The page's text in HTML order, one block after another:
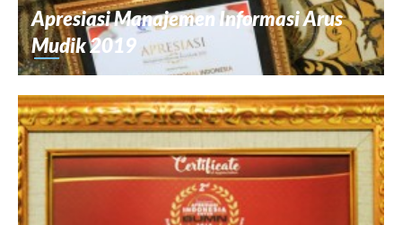
Apresiasi Manajemen Informasi Arus
Mudik 2019